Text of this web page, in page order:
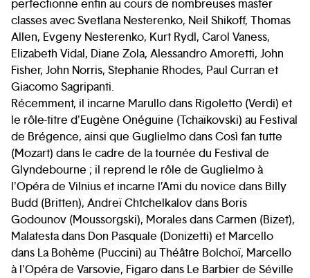
perfectionne enfin au cours de nombreuses master
classes avec Svetlana Nesterenko, Neil Shikoff, Thomas
Allen, Evgeny Nesterenko, Kurt Rydl, Carol Vaness,
Elizabeth Vidal, Diane Zola, Alessandro Amoretti, John
Fisher, John Norris, Stephanie Rhodes, Paul Curran et
Giacomo Sagripanti.
Récemment, il incarne Marullo dans Rigoletto (Verdi) et
le rôle-titre d'Eugène Onéguine (Tchaïkovski) au Festival
de Brégence, ainsi que Guglielmo dans Così fan tutte
(Mozart) dans le cadre de la tournée du Festival de
Glyndebourne ; il reprend le rôle de Guglielmo à
l'Opéra de Vilnius et incarne l’Ami du novice dans Billy
Budd (Britten), Andreï Chtchelkalov dans Boris
Godounov (Moussorgski), Morales dans Carmen (Bizet),
Malatesta dans Don Pasquale (Donizetti) et Marcello
dans La Bohème (Puccini) au Théâtre Bolchoï, Marcello
à l'Opéra de Varsovie, Figaro dans Le Barbier de Séville